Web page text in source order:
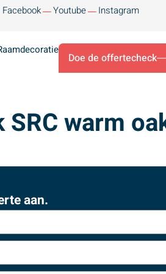
Facebook Youtube Instagram
Doe de offertecheck
warm
aan.